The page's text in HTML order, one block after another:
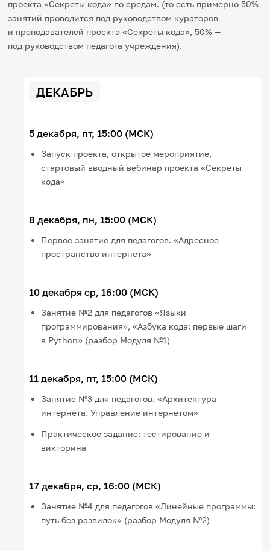
проекта «Секреты кода» по средам. (то есть примерно 50%
занятий проводится под руководством кураторов
и преподавателей проекта «Секреты кода», 50% —
под руководством педагога учреждения).
ДЕКАБРЬ
5 декабря, пт, 15:00 (МСК)
Запуск проекта, открытое мероприятие,
стартовый вводный вебинар проекта «Секреты
кода»
8 декабря, пн, 15:00 (МСК)
Первое занятие для педагогов. «Адресное
пространство интернета»
10 декабря ср, 16:00 (МСК)
Занятие №2 для педагогов «Языки
программирования», «Азбука кода: первые шаги
в Python» (разбор Модуля №1)
11 декабря, пт, 15:00 (МСК)
Занятие №3 для педагогов. «Архитектура
интернета. Управление интернетом»
Практическое задание: тестирование и
викторина
17 декабря, ср, 16:00 (МСК)
Занятие №4 для педагогов «Линейные программы:
путь без развилок» (разбор Модуля №2)